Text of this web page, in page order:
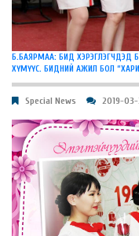
Б.БАЯРМАА: БИД ХЭРЭГЛЭГЧДЭД
ХҮМҮҮС. БИДНИЙ АЖИЛ БОЛ
Special News 2019-